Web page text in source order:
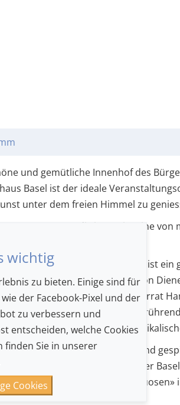
und gemütliche Innenhof des
Basel ist der ideale
unter dem freien Himmel zu
Oper «Le nozze di Figaro” ist eine
ist mehr als nur eine Oper; sie ist ein
in dem sich die Schicksale von
in dem Liebe und Verrat
komische Situationen mit
Ein echter Genuss und
und freudig gesungen und
und Solistinnen der Kammeroper
«Lemberg’s
wichtig
zu bieten. Einige sind für
der Facebook-Pixel und der
zu verbessern und
entscheiden, welche Cookies
finden Sie in unserer
Cookies